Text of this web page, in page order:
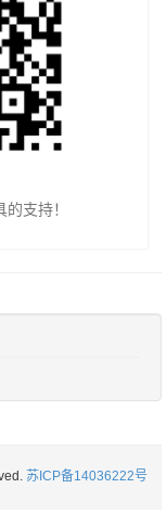
支持！
苏ICP备14036222号